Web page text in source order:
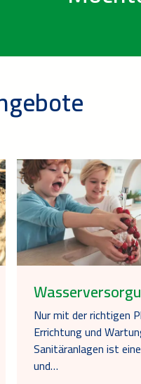
Nur mit der richtigen
Errichtung und
Sanitäranlagen ist
und…